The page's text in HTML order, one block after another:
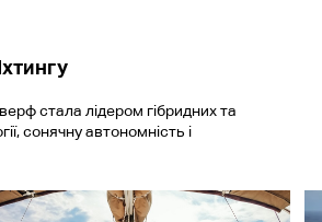
стала лідером гібридних та
сонячну автономність і